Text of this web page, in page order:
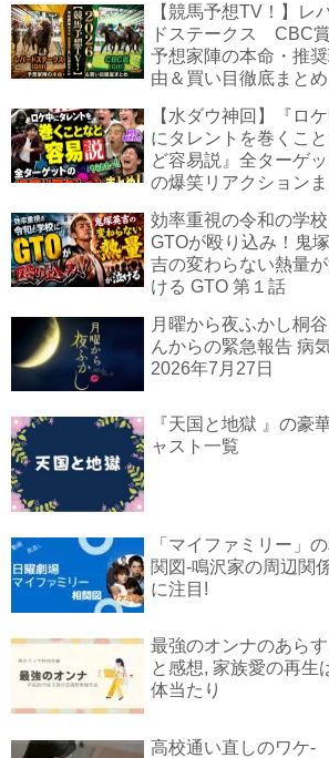
【競馬予想TV！】レ
ドステークス CBC賞
予想家陣の本命・推
由＆買い目徹底まとめ
【水ダウ神回】『ロ
にタレントを巻くこ
ど容易説』全ターゲッ
の爆笑リアクションま
効率重視の令和の学校
GTOが殴り込み！鬼
吉の変わらない熱量
ける GTO 第１話
月曜から夜ふかし桐谷
んからの緊急報告 病
2026年7月27日
『天国と地獄 』の豪
ャスト一覧
「マイファミリー」
関図-鳴沢家の周辺関
に注目!
最強のオンナのあらす
と感想, 家族愛の再生
体当たり
高校通い直しのワケ-